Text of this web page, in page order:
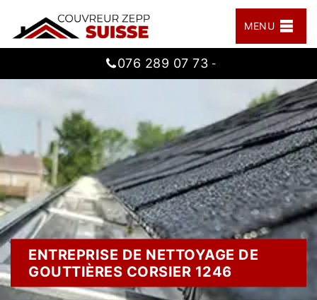
MENU
076 289 07 73 -
ENTREPRISE DE NETTOYAGE DE
GOUTTIÈRES CORSIER 1246